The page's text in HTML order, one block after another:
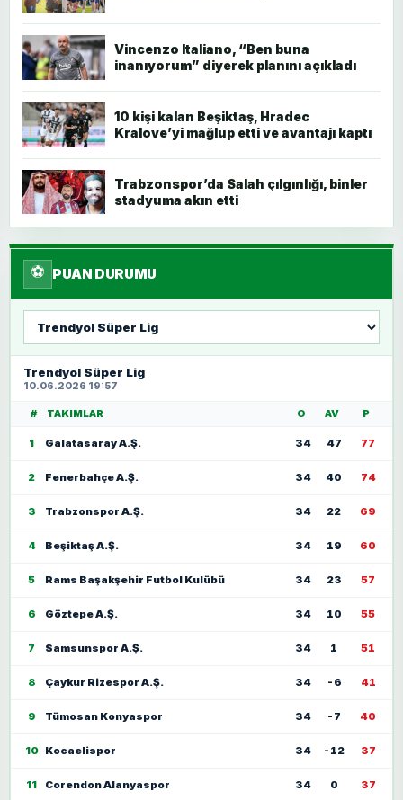
Vincenzo Italiano, “Ben buna
inanıyorum” diyerek planını açıkladı
10 kişi kalan Beşiktaş, Hradec
Kralove’yi mağlup etti ve avantajı kaptı
Trabzonspor’da Salah çılgınlığı, binler
stadyuma akın etti
⚽ PUAN DURUMU
seç
Trendyol Süper Lig
10.06.2026 19:57
# TAKIMLAR O AV P
1 Galatasaray A.Ş. 34 47 77
2 Fenerbahçe A.Ş. 34 40 74
3 Trabzonspor A.Ş. 34 22 69
4 Beşiktaş A.Ş. 34 19 60
5 Rams Başakşehir Futbol Kulübü 34 23 57
6 Göztepe A.Ş. 34 10 55
7 Samsunspor A.Ş. 34 1 51
8 Çaykur Rizespor A.Ş. 34 -6 41
9 Tümosan Konyaspor 34 -7 40
10 Kocaelispor 34 -12 37
11 Corendon Alanyaspor 34 0 37